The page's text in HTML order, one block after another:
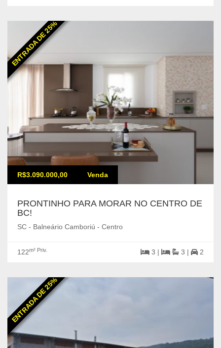
ENTRADA DE 25%
R$3.090.000,00 Venda
PRONTINHO PARA MORAR NO CENTRO DE
BC!
SC - Balneário Camboriú - Centro
122m² Priv. 3 | 3 | 2
ENTRADA DE 25%